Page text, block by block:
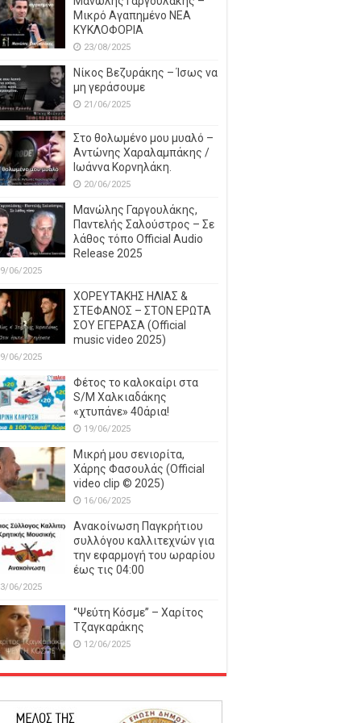
Μικρό Αγαπημένο NEΑ
ΚΥΚΛΟΦΟΡΙΑ
23/08/2025
Νίκος Βεζυράκης – Ίσως να
μη γεράσουμε
21/06/2025
Στο θολωμένο μου μυαλό –
Αντώνης Χαραλαμπάκης /
Ιωάννα Κορνηλάκη.
20/06/2025
Μανώλης Γαργουλάκης,
Παντελής Σαλούστρος – Σε
λάθος τόπο Official Audio
Release 2025
06/2025
ΧΟΡΕΥΤΑΚΗΣ ΗΛΙΑΣ &
ΣΤΕΦΑΝΟΣ – ΣΤΟΝ ΕΡΩΤΑ
ΣΟΥ ΕΓΕΡΑΣΑ (Official
music video 2025)
06/2025
Φέτος το καλοκαίρι στα
S/M Χαλκιαδάκης
«χτυπάνε» 40άρια!
19/06/2025
Μικρή μου σενιορίτα,
Χάρης Φασουλάς (Official
video clip © 2025)
16/06/2025
Ανακοίνωση Παγκρήτιου
συλλόγου καλλιτεχνών για
την εφαρμογή του ωραρίου
έως τις 04:00
06/2025
‘’Ψεύτη Κόσμε’’ – Χαρίτος
Τζαγκαράκης
12/06/2025